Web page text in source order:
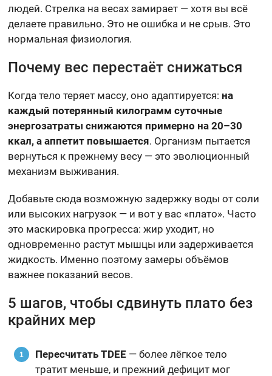
людей. Стрелка на весах замирает — хотя вы всё
делаете правильно. Это не ошибка и не срыв. Это
нормальная физиология.
Почему вес перестаёт снижаться
Когда тело теряет массу, оно адаптируется: на
каждый потерянный килограмм суточные
энергозатраты снижаются примерно на 20–30
ккал, а аппетит повышается. Организм пытается
вернуться к прежнему весу — это эволюционный
механизм выживания.
Добавьте сюда возможную задержку воды от соли
или высоких нагрузок — и вот у вас «плато». Часто
это маскировка прогресса: жир уходит, но
одновременно растут мышцы или задерживается
жидкость. Именно поэтому замеры объёмов
важнее показаний весов.
5 шагов, чтобы сдвинуть плато без
крайних мер
Пересчитать TDEE — более лёгкое тело
тратит меньше, и прежний дефицит мог